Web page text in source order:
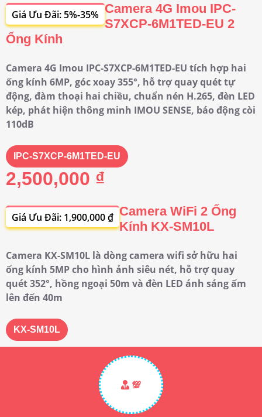
Giá Ưu Đãi: 5%-35% Camera 4G Imou IPC-
S7XCP-6M1TED-EU 2
Ống Kính
Camera 4G Imou IPC-S7XCP-6M1TED-EU tích hợp hai
ống kính 6MP, góc xoay 355°, hỗ trợ quay quét tự
động, đàm thoại hai chiều, chuẩn nén H.265, đèn LED
kép, phát hiện thông minh IMOU SENSE, báo động còi
110dB
IPC-S7XCP-6M1TED-EU
2,500,000 ₫
Giá Ưu Đãi: 1,900,000 ₫ Camera WiFi 2 Ống
Kính KX-SM10L
Camera KX-SM10L là dòng camera wifi sở hữu hai
ống kính 5MP cho hình ảnh siêu nét, hỗ trợ quay
quét 352°, hồng ngoại 50m và đèn LED ánh sáng ấm
lên đến 40m
KX-SM10L
💯